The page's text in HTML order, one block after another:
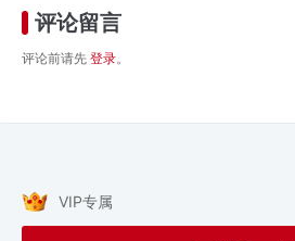
评论留言
评论前请先 登录。
VIP专属